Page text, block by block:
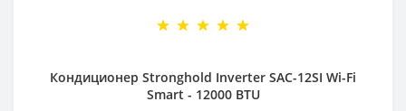
Кондиционер Stronghold Inverter SAC-12SI Wi-Fi
Smart - 12000 BTU